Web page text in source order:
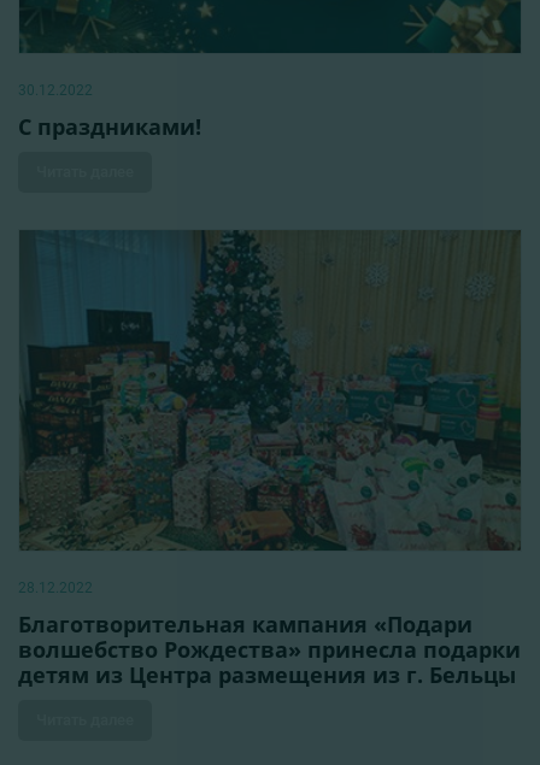
30.12.2022
С праздниками!
28.12.2022
Благотворительная кампания «Подари
волшебство Рождества» принесла подарки
детям из Центра размещения из г. Бельцы